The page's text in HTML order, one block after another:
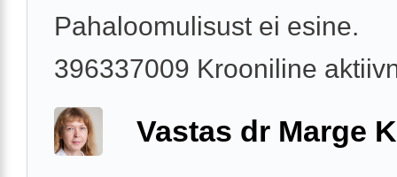
Pahaloomulisust ei esine.
396337009 Krooniline
Vastas dr Marge